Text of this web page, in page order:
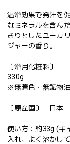
温浴効果で発汗を
なミネラルを含ん
きりとしたユーカ
ジャーの香り。
〔浴用化粧料〕
330g
※無着色・無鉱物
〔原産国〕 日本
使い方：約33g (キ
入れ、よく溶かし